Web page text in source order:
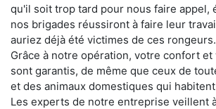
qu'il soit trop tard pour nous faire appel,
nos brigades réussiront à faire leur
auriez déjà été victimes de ces rongeurs.
Grâce à notre opération, votre confort
sont garantis, de même que ceux de
et des animaux domestiques qui
Les experts de notre entreprise veillent